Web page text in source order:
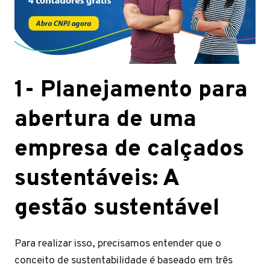
1- Planejamento para
abertura de uma
empresa de calçados
sustentáveis: A
gestão sustentável
Para realizar isso, precisamos entender que o
conceito de sustentabilidade é baseado em três